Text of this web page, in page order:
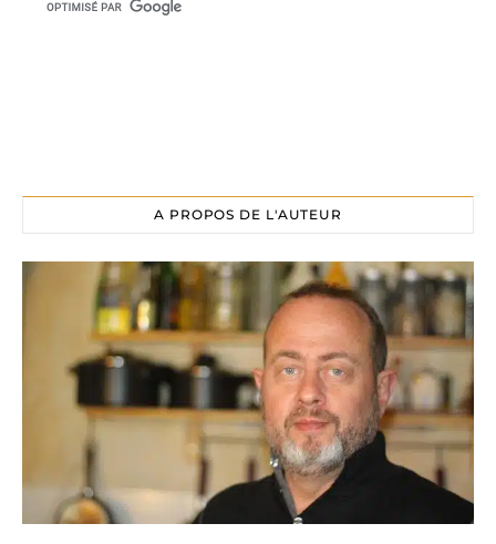
A PROPOS DE L'AUTEUR